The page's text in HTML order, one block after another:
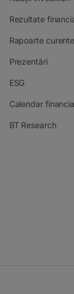
Rezultate
Rapoarte curente
Prezentări
ESG
Calendar
BT Research